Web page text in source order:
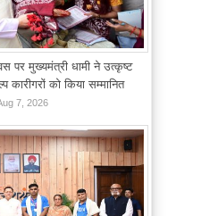
पर मुख्यमंत्री धामी ने उत्कृष्ट
कारीगरों को किया सम्मानित
7, 2026